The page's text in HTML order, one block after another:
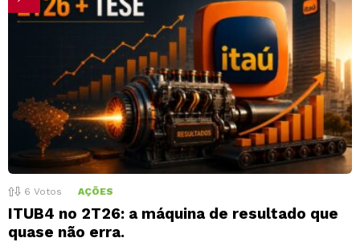
6 Votos AÇÕES
ITUB4 no 2T26: a máquina de resultado que
quase não erra.